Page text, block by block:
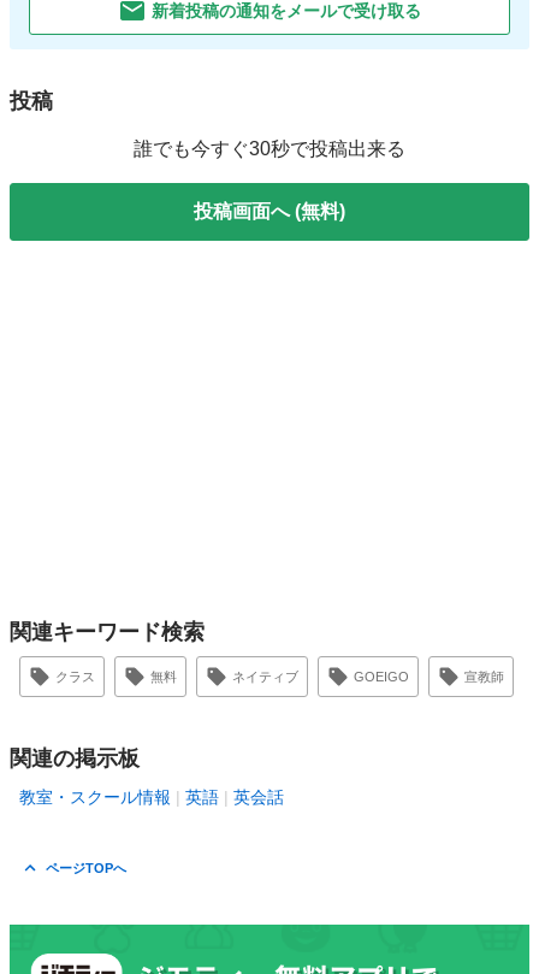
新着投稿の通知をメールで受け取る
投稿
誰でも今すぐ30秒で投稿出来る
投稿画面へ (無料)
関連キーワード検索
クラス 無料 ネイティブ GOEIGO 宣教師
関連の掲示板
教室・スクール情報 英語 英会話
ページTOPへ